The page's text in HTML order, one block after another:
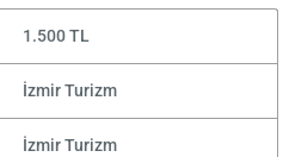
1.500 TL
İzmir Turizm
İzmir Turizm